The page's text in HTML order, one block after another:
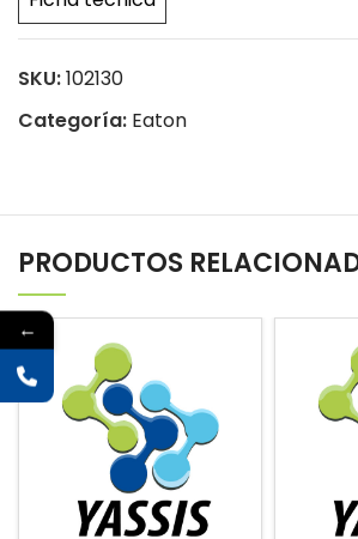
SKU:102130
Categoría: Eaton
PRODUCTOS
←